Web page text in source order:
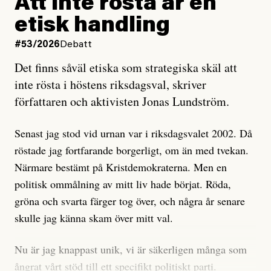
och då ska en efterforska diskret, just för att inte skapa
oro inom rörelsen.
Artikeln undersöker inte, som ETC påstår, ”vad som
är sant, vad som är rykten”, utan den bidrar bara till
ännu mer ryktesspridning. Det finns inte ett enda bevis
misstänkta personen är en infiltratör. Det som läsaren
får veta är att personen har ändrat sina politiska åsikter
under åren, att den har raderat tidigare innehåll på sina
sociala medier, att artikelns författare inte förstår sig
på personens ekonomi och att det tydligen finns
anonyma röster inom rörelsen som säger saker som
anses vara anledningar att titta närmare på personen,
men ingenting av detta är tillräckligt för att hänga ut
Att inte rösta är en
etisk handling
#53/2026 Debatt
Det finns såväl etiska som strategiska skäl att
inte rösta i höstens riksdagsval, skriver
författaren och aktivisten Jonas Lundström.
Senast jag stod vid urnan var i riksdagsvalet 2002. Då
röstade jag fortfarande borgerligt, om än med tvekan.
Närmare bestämt på Kristdemokraterna. Men en
politisk ommålning av mitt liv hade börjat. Röda,
gröna och svarta färger tog över, och några år senare
skulle jag känna skam över mitt val.
Nu är jag knappast unik, vi är säkerligen många som
ångrat vårt stöd till ett specifikt politiskt parti.